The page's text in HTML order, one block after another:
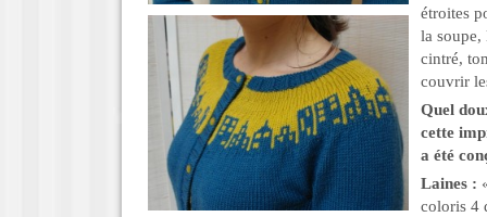
étroites
la
cintré,
couvrir
Quel
cette
a été
Laines :
coloris 4